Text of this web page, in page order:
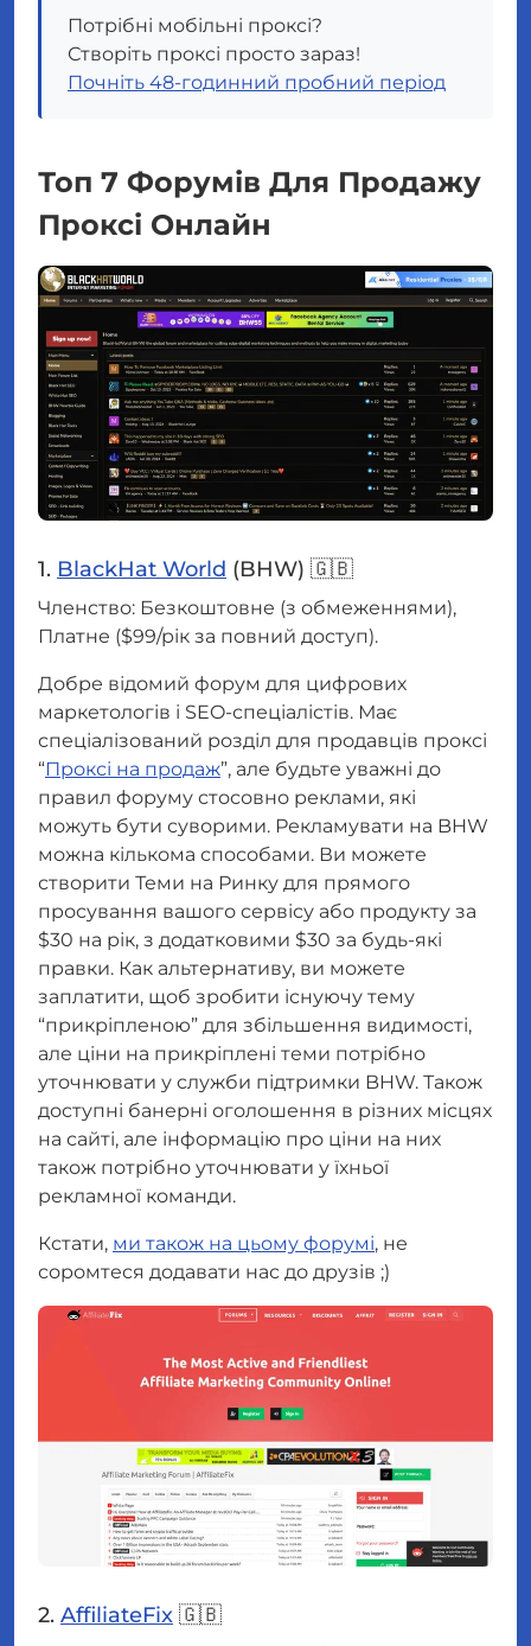
Потрібні мобільні проксі?
Створіть проксі просто зараз!
Почніть 48-годинний пробний період
Топ 7 Форумів Для Продажу
Проксі Онлайн
1. BlackHat World (BHW) 🇬🇧
Членство: Безкоштовне (з обмеженнями),
Платне ($99/рік за повний доступ).
Добре відомий форум для цифрових
маркетологів і SEO-спеціалістів. Має
спеціалізований розділ для продавців проксі
“Проксі на продаж”, але будьте уважні до
правил форуму стосовно реклами, які
можуть бути суворими. Рекламувати на BHW
можна кількома способами. Ви можете
створити Теми на Ринку для прямого
просування вашого сервісу або продукту за
$30 на рік, з додатковими $30 за будь-які
правки. Как альтернативу, ви можете
заплатити, щоб зробити існуючу тему
“прикріпленою” для збільшення видимості,
але ціни на прикріплені теми потрібно
уточнювати у служби підтримки BHW. Також
доступні банерні оголошення в різних місцях
на сайті, але інформацію про ціни на них
також потрібно уточнювати у їхньої
рекламної команди.
Кстати, ми також на цьому форумі, не
соромтеся додавати нас до друзів ;)
2. AffiliateFix 🇬🇧